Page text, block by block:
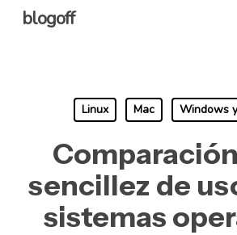
Skipblogoff
Linux Mac Windows
sencillez de
sistemas